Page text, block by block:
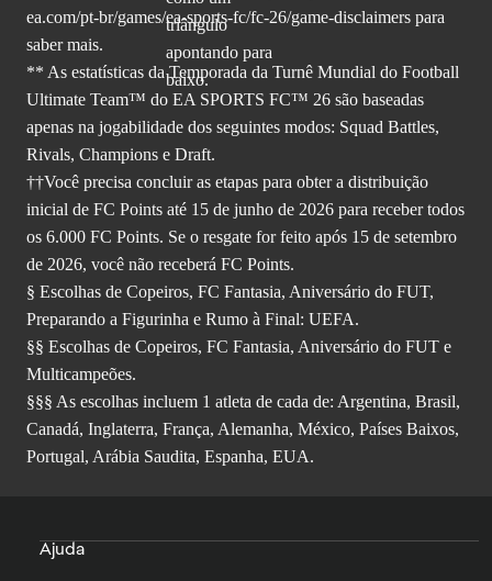
ea.com/pt-br/games/ea-sports-fc/fc-26/game-disclaimers para
saber mais.
** As estatísticas da Temporada da Turnê Mundial do Football
Ultimate Team™ do EA SPORTS FC™ 26 são baseadas
apenas na jogabilidade dos seguintes modos: Squad Battles,
Rivals, Champions e Draft.
††Você precisa concluir as etapas para obter a distribuição
inicial de FC Points até 15 de junho de 2026 para receber todos
os 6.000 FC Points. Se o resgate for feito após 15 de setembro
de 2026, você não receberá FC Points.
§ Escolhas de Copeiros, FC Fantasia, Aniversário do FUT,
Preparando a Figurinha e Rumo à Final: UEFA.
§§ Escolhas de Copeiros, FC Fantasia, Aniversário do FUT e
Multicampeões.
§§§ As escolhas incluem 1 atleta de cada de: Argentina, Brasil,
Canadá, Inglaterra, França, Alemanha, México, Países Baixos,
Portugal, Arábia Saudita, Espanha, EUA.
Ajuda